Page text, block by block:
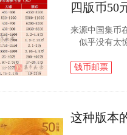
四版币50
来源中国集
似乎没有太
这些币种近期
钱币邮票
这种版本